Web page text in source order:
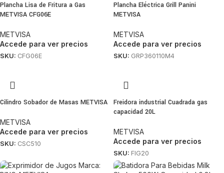
Plancha Lisa de Fritura a Gas
METVISA CFG06E
METVISA
Accede para ver precios
SKU: CFG06E
Plancha Eléctrica Grill Panini
METVISA
METVISA
Accede para ver precios
SKU: GRP360110M4
Cilindro Sobador de Masas METVISA
METVISA
Accede para ver precios
SKU: CSC510
Freidora industrial Cuadrada gas
capacidad 20L
METVISA
Accede para ver precios
SKU: FIG20